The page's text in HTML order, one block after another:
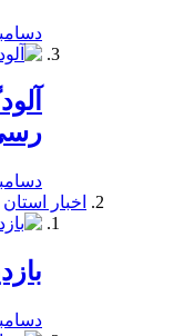
دسامبر 24,
دسامبر 24,
اخبار استان
دسامبر 24,